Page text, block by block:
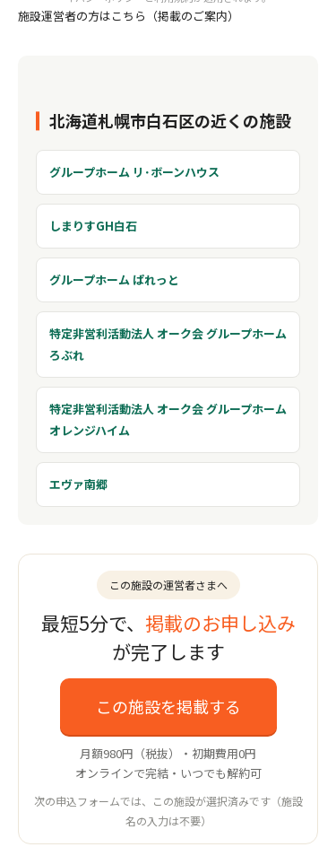
施設運営者の方はこちら（掲載のご案内）
北海道札幌市白石区の近くの施設
グループホーム リ･ボーンハウス
しまりすGH白石
グループホーム ぱれっと
特定非営利活動法人 オーク会 グループホーム
ろぶれ
特定非営利活動法人 オーク会 グループホーム
オレンジハイム
エヴァ南郷
この施設の運営者さまへ
最短5分で、 掲載のお申し込み
が完了します
この施設を掲載する
月額980円（税抜）・初期費用0円
オンラインで完結・いつでも解約可
次の申込フォームでは、この施設が選択済みです（施設
名の入力は不要）